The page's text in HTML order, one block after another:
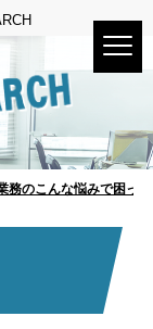
務のこんな悩みで困っ